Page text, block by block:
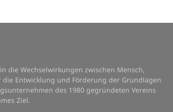
die Wechselwirkungen zwischen Mensch,
Entwicklung und Förderung der Grundlagen
des 1980 gegründeten Vereins
Ziel.